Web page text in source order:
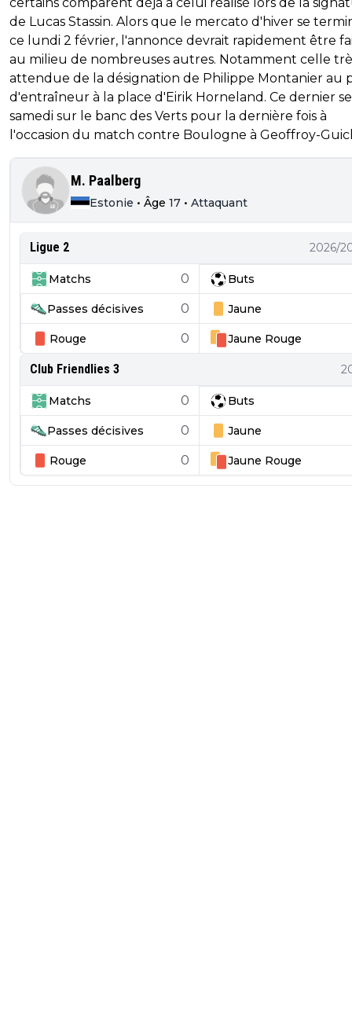
de Lucas Stassin. Alors que le mercato d'hiver se
ce lundi 2 février, l'annonce devrait rapidement être
au milieu de nombreuses autres. Notamment celle
attendue de la désignation de Philippe Montanier au
d'entraîneur à la place d'Eirik Horneland. Ce dernier
samedi sur le banc des Verts pour la dernière fois à
l'occasion du match contre Boulogne à Geoffroy-
M. Paalberg
Estonie • Âge 17 • Attaquant
Ligue 2 2026/
Matchs 0 Buts
Passes décisives 0 Jaune
Rouge 0 Jaune Rouge
Club Friendlies 3
Matchs 0 Buts
Passes décisives 0 Jaune
Rouge 0 Jaune Rouge